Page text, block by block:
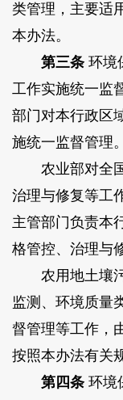
类管理，主要适
本办法。
第三条环境
工作实施统一监
部门对本行政区
施统一监督管理。
农业部对全国
治理与修复等工
主管部门负责本
格管控、治理与
农用地土壤污
监测、环境质量
督管理等工作，
按照本办法有关
第四条环境